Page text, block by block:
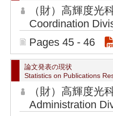
（財）高輝度
Coordination
Pages 45 - 46
論文発表の現状
Statistics on Publications
（財）高輝度
Administration